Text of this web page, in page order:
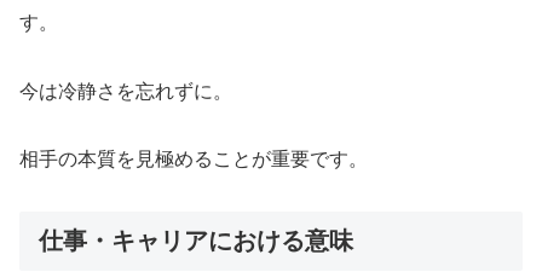
す。
今は冷静さを忘れずに。
相手の本質を見極めることが重要です。
仕事・キャリアにおける意味